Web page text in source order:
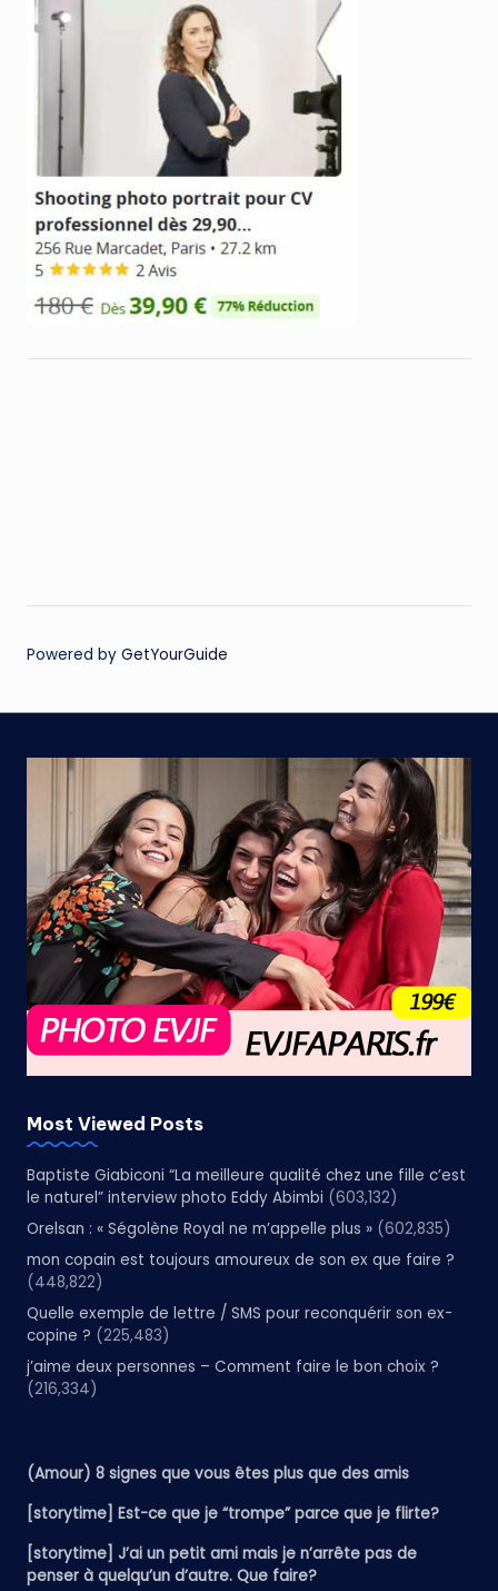
Powered by GetYourGuide
Most Viewed Posts
Baptiste Giabiconi “La meilleure qualité chez une fille c’est
le naturel” interview photo Eddy Abimbi (603,132)
Orelsan : « Ségolène Royal ne m’appelle plus » (602,835)
mon copain est toujours amoureux de son ex que faire ?
(448,822)
Quelle exemple de lettre / SMS pour reconquérir son ex-
copine ? (225,483)
j’aime deux personnes – Comment faire le bon choix ?
(216,334)
(Amour) 8 signes que vous êtes plus que des amis
[storytime] Est-ce que je “trompe” parce que je flirte?
[storytime] J’ai un petit ami mais je n’arrête pas de
penser à quelqu’un d’autre. Que faire?